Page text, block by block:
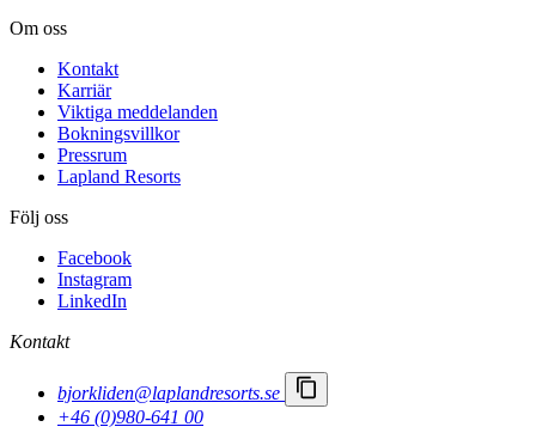
Om oss
Kontakt
Karriär
Viktiga meddelanden
Bokningsvillkor
Pressrum
Lapland Resorts
Följ oss
Facebook
Instagram
LinkedIn
Kontakt
bjorkliden@laplandresorts.se
+46 (0)980-641 00